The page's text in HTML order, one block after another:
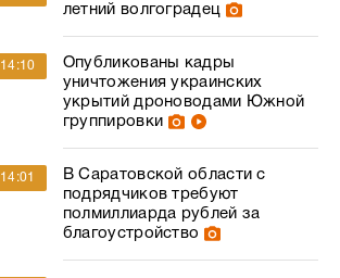
летний волгоградец
14:10
Опубликованы кадры
уничтожения украинских
укрытий дроноводами Южной
группировки
14:01
В Саратовской области с
подрядчиков требуют
полмиллиарда рублей за
благоустройство